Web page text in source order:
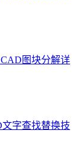
图块分解详
字查找替换技